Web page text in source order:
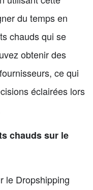
du temps en
chauds qui se
obtenir des
ce qui
éclairées lors
chauds sur le
le Dropshipping